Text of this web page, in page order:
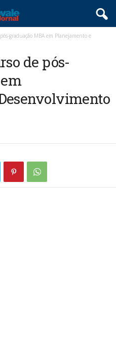
graduação MBA em Planejamento e
de pós-